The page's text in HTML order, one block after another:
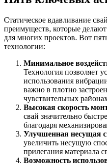
Статическое вдавливание
преимуществ, которые
для многих проектов. Вот
технологии:
Минимальное
Технология позволяет
использования
важно в плотно
чувствительных
Высокая скорость
свай значительно
благодаря
Улучшенная несущая
увеличить несущую
прилегания материала
Возможность